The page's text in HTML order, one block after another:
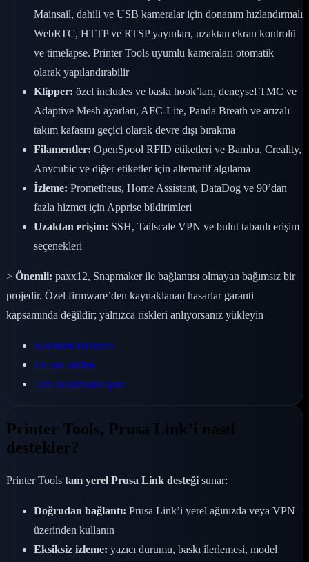
Mainsail, dahili ve USB kameralar için donanım hızlandırmalı
WebRTC, HTTP ve RTSP yayınları, uzaktan ekran kontrolü
ve timelapse. Printer Tools uyumlu kameraları otomatik
olarak yapılandırabilir
Klipper: özel includes ve baskı hook’ları, deneysel TMC ve
Adaptive Mesh ayarları, AFC-Lite, Panda Breath ve arızalı
takım kafasını geçici olarak devre dışı bırakma
Filamentler: OpenSpool RFID etiketleri ve Bambu, Creality,
Anycubic ve diğer etiketler için alternatif algılama
İzleme: Prometheus, Home Assistant, DataDog ve 90’dan
fazla hizmet için Apprise bildirimleri
Uzaktan erişim: SSH, Tailscale VPN ve bulut tabanlı erişim
seçenekleri
> Önemli: paxx12, Snapmaker ile bağlantısı olmayan bağımsız bir
projedir. Özel firmware’den kaynaklanan hasarlar garanti
kapsamında değildir; yalnızca riskleri anlıyorsanız yükleyin
Kurulum kılavuzu
En son sürüm
Tam dokümantasyon
Printer Tools, Prusa Link’i nasıl
destekler?
Printer Tools tam yerel Prusa Link desteği sunar:
Doğrudan bağlantı: Prusa Link’i yerel ağınızda veya VPN
üzerinden kullanın
Eksiksiz izleme: yazıcı durumu, baskı ilerlemesi, model